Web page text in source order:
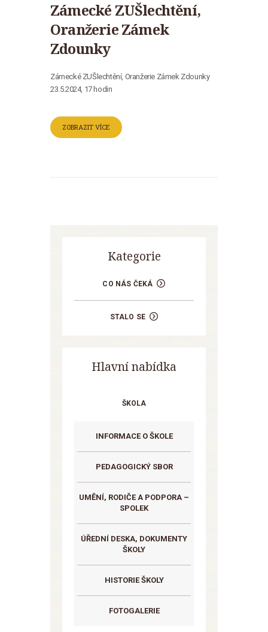
Zámecké ZUŠlechtění,
Oranžerie Zámek
Zdounky
Zámecké ZUŠlechtění, Oranžerie Zámek Zdounky
23.5.2024, 17 hodin
ZOBRAZIT VÍCE
Kategorie
CO NÁS ČEKÁ
STALO SE
Hlavní nabídka
ŠKOLA
INFORMACE O ŠKOLE
PEDAGOGICKÝ SBOR
UMĚNÍ, RODIČE A PODPORA –
SPOLEK
ÚŘEDNÍ DESKA, DOKUMENTY
ŠKOLY
HISTORIE ŠKOLY
FOTOGALERIE